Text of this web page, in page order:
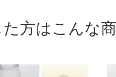
方はこんな